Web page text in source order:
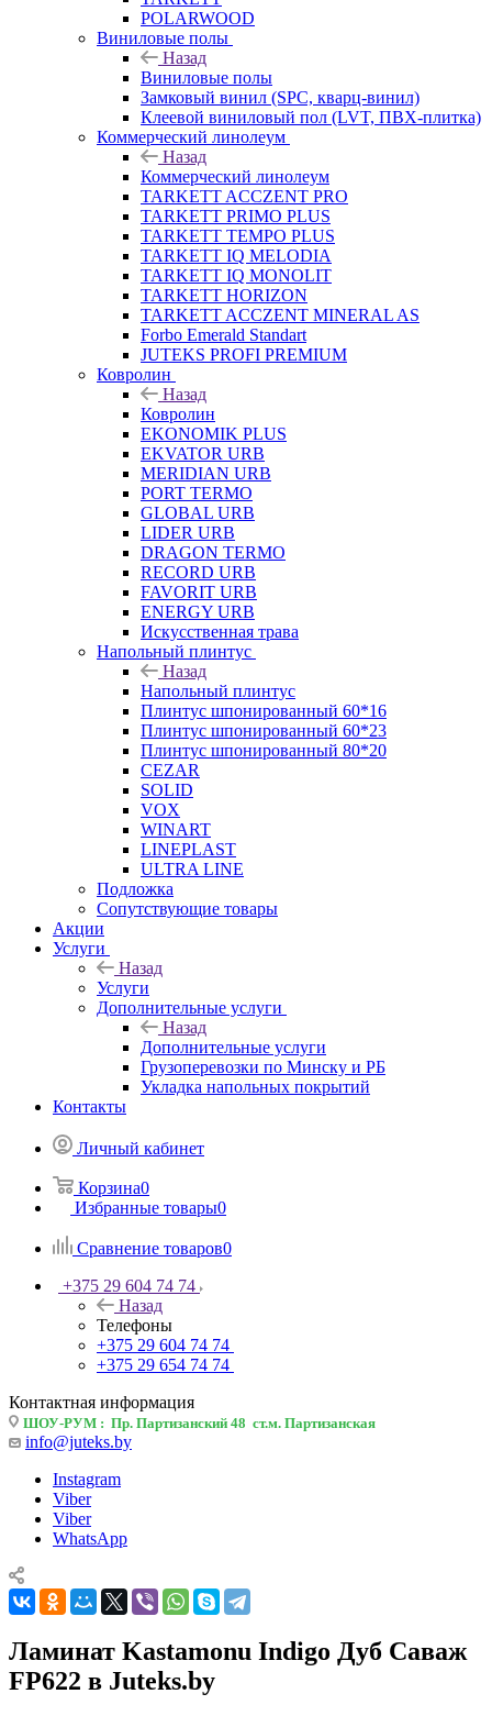
POLARWOOD
Виниловые полы
Назад
Виниловые полы
Замковый винил (SPC, кварц-винил)
Клеевой виниловый пол (LVT, ПВХ-плитка)
Коммерческий линолеум
Назад
Коммерческий линолеум
TARKETT ACCZENT PRO
TARKETT PRIMO PLUS
TARKETT TEMPO PLUS
TARKETT IQ MELODIA
TARKETT IQ MONOLIT
TARKETT HORIZON
TARKETT ACCZENT MINERAL AS
Forbo Emerald Standart
JUTEKS PROFI PREMIUM
Ковролин
Назад
Ковролин
EKONOMIK PLUS
EKVATOR URB
MERIDIAN URB
PORT TERMO
GLOBAL URB
LIDER URB
DRAGON TERMO
RECORD URB
FAVORIT URB
ENERGY URB
Искусственная трава
Напольный плинтус
Назад
Напольный плинтус
Плинтус шпонированный 60*16
Плинтус шпонированный 60*23
Плинтус шпонированный 80*20
CEZAR
SOLID
VOX
WINART
LINEPLAST
ULTRA LINE
Подложка
Сопутствующие товары
Акции
Услуги
Назад
Услуги
Дополнительные услуги
Назад
Дополнительные услуги
Грузоперевозки по Минску и РБ
Укладка напольных покрытий
Контакты
Личный кабинет
Корзина0
Избранные товары0
Сравнение товаров0
+375 29 604 74 74
Назад
Телефоны
+375 29 604 74 74
+375 29 654 74 74
Контактная информация
ШОУ-РУМ : Пр. Партизанский 48 ст.м. Партизанская
info@juteks.by
Instagram
Viber
Viber
WhatsApp
Ламинат Kastamonu Indigo Дуб Саваж
FP622 в Juteks.by